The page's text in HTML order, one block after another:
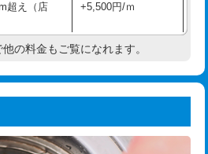
・HI）使
鋼管・銅
44,000円
超え（店
+5,500円/ｍ
現地調査
え +3,300円
の料金もご覧になれます。